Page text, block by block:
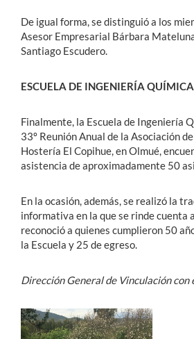
De igual forma, se distinguió a los
Asesor Empresarial Bárbara
Santiago Escudero.
ESCUELA DE INGENIERÍA QUÍMICA
Finalmente, la Escuela de Ingeniería
33º Reunión Anual de la Asociación
Hostería El Copihue, en Olmué,
asistencia de aproximadamente 50
En la ocasión, además, se realizó la
informativa en la que se rinde cuenta
reconoció a quienes cumplieron 50
la Escuela y 25 de egreso.
Dirección General de Vinculación con